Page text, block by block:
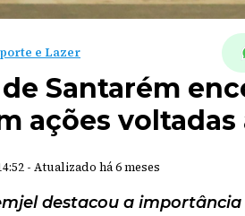
e Lazer
Santarém
ações
- Atualizado há 6 meses
destacou a